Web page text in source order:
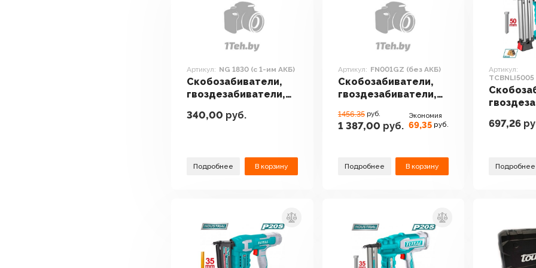
Артикул: NG 1830 (с 1-им АКБ)
Скобозабиватели,
гвоздезабиватели,
1830 (с 1-им АКБ)
340,00 руб.
Подробнее В корзину
Артикул: FN001GZ (без АКБ)
Скобозабиватели,
гвоздезабиватели,
FN001GZ (без АКБ)
1456.35 руб.
1 387,00 руб.
Экономия
69,35 руб.
Подробнее В корзину
Артикул:
697,26
Подробнее